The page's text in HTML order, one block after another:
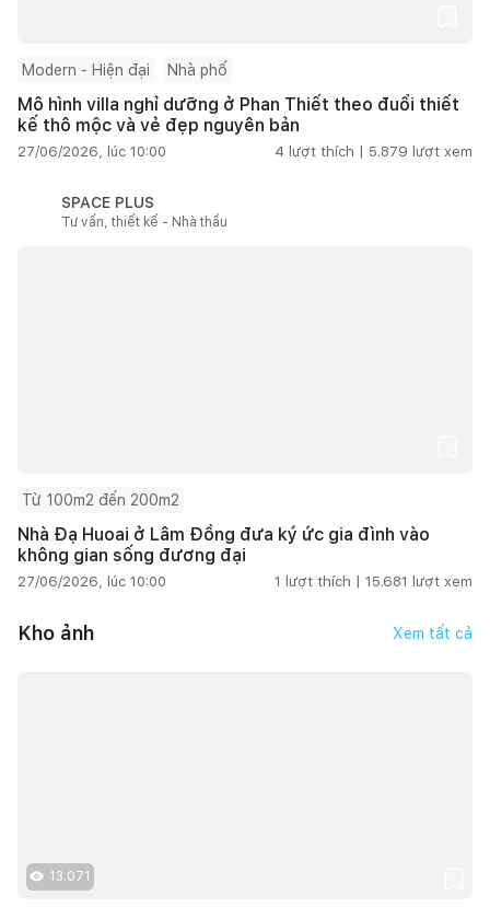
Modern - Hiện đại Nhà phố
Mô hình villa nghỉ dưỡng ở Phan Thiết theo đuổi thiết
kế thô mộc và vẻ đẹp nguyên bản
27/06/2026, lúc 10:00 4 lượt thích | 5.879 lượt xem
SPACE PLUS
Tư vấn, thiết kế - Nhà thầu
Từ 100m2 đến 200m2
Nhà Đạ Huoai ở Lâm Đồng đưa ký ức gia đình vào
không gian sống đương đại
27/06/2026, lúc 10:00 1 lượt thích | 15.681 lượt xem
Kho ảnh Xem tất cả
13.071